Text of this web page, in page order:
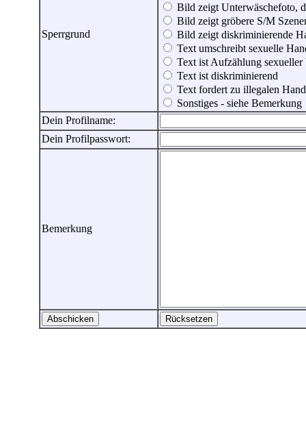
Sperrgrund
Bild zeigt Unterwäschefoto,
Bild zeigt gröbere S/M
Bild zeigt diskriminierende
Text umschreibt sexuelle
Text ist Aufzählung sexueller
Text ist diskriminierend
Text fordert zu illegalen
Sonstiges - siehe Bemerkung
Dein Profilname:
Dein Profilpasswort:
Bemerkung